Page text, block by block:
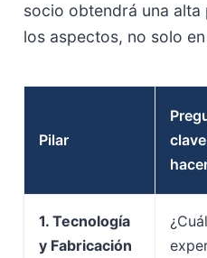
socio obtendrá una
los aspectos, no solo
Pilar
1. Tecnología
y Fabricación